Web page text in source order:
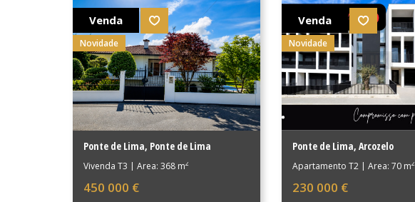
Venda
Novidade
Ponte de Lima, Ponte de Lima
Vivenda T3 | Área: 368 m2
450 000 €
Venda
Novidade
Ponte de Lima, Arcozelo
Apartamento T2 | Área: 70 m2
230 000 €